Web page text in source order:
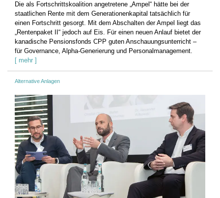
Die als Fortschrittskoalition angetretene „Ampel“ hätte bei der
staatlichen Rente mit dem Generationenkapital tatsächlich für
einen Fortschritt gesorgt. Mit dem Abschalten der Ampel liegt das
„Rentenpaket II“ jedoch auf Eis. Für einen neuen Anlauf bietet der
kanadische Pensionsfonds CPP guten Anschauungsunterricht –
für Governance, Alpha-Generierung und Personalmanagement.
[ mehr ]
Alternative Anlagen